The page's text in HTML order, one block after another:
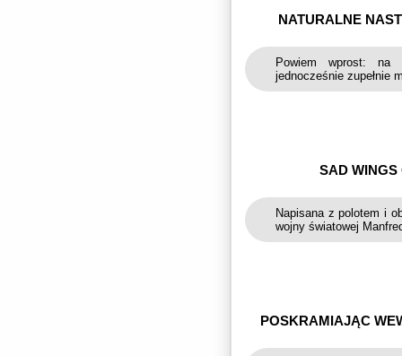
NATURALNE
Powiem wprost: na
jednocześnie zupełnie
SAD WINGS
Napisana z polotem i
wojny światowej
POSKRAMIAJĄC